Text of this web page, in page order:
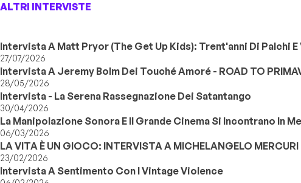
ALTRI INTERVISTE
Intervista A Matt Pryor (The Get Up Kids): Trent'anni Di Palchi
27/07/2026
Intervista A Jeremy Bolm Dei Touché Amoré - ROAD TO
28/05/2026
Intervista - La Serena Rassegnazione Dei Satantango
30/04/2026
La Manipolazione Sonora E Il Grande Cinema Si Incontrano In
06/03/2026
LA VITA È UN GIOCO: INTERVISTA A MICHELANGELO
23/02/2026
Intervista A Sentimento Con I Vintage Violence